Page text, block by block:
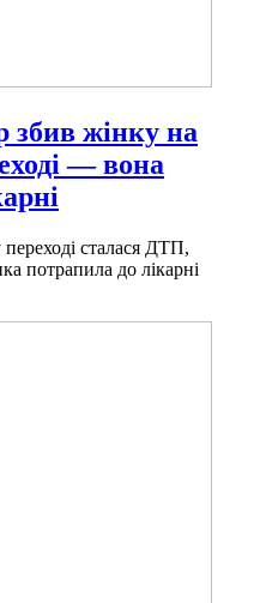
збив жінку на
— вона
сталася ДТП,
потрапила до лікарні